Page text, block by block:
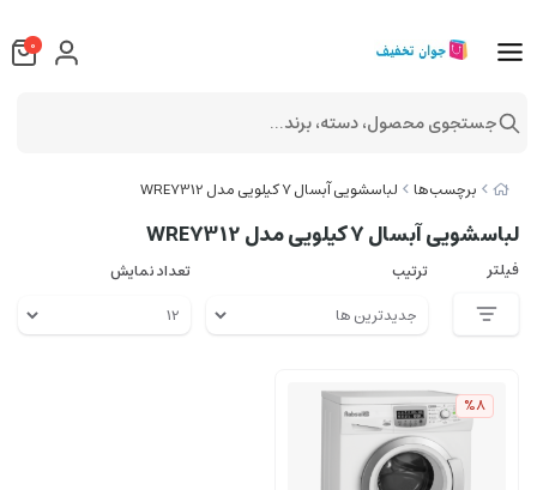
برچسب‌ها لباسشویی آبسال 7 کیلویی مدل WRE7312
لباسشویی آبسال 7 کیلویی مدل WRE7312
فیلتر ترتیب تعداد نمایش
%8
0
جستجوی محصول، دسته، برند...